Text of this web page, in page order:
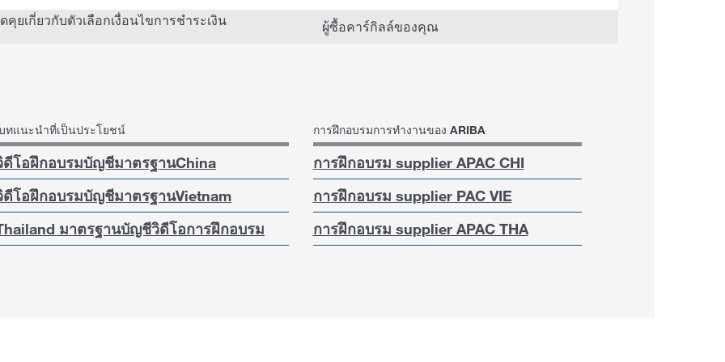
คุยเกี่ยวกับตัวเลือกเงื่อนไขการชำระเงิน ผู้ซื้อคาร์กิลล์ของคุณ
ทแนะนำที่เป็นประโยชน์
ดีโอฝึกอบรมบัญชีมาตรฐานChina
ดีโอฝึกอบรมบัญชีมาตรฐานVietnam
มาตรฐานบัญชีวิดีโอการฝึกอบรม
การฝึกอบรมการทำงานของ ARIBA
การฝึกอบรม supplier APAC CHI
การฝึกอบรม supplier PAC VIE
การฝึกอบรม supplier APAC THA